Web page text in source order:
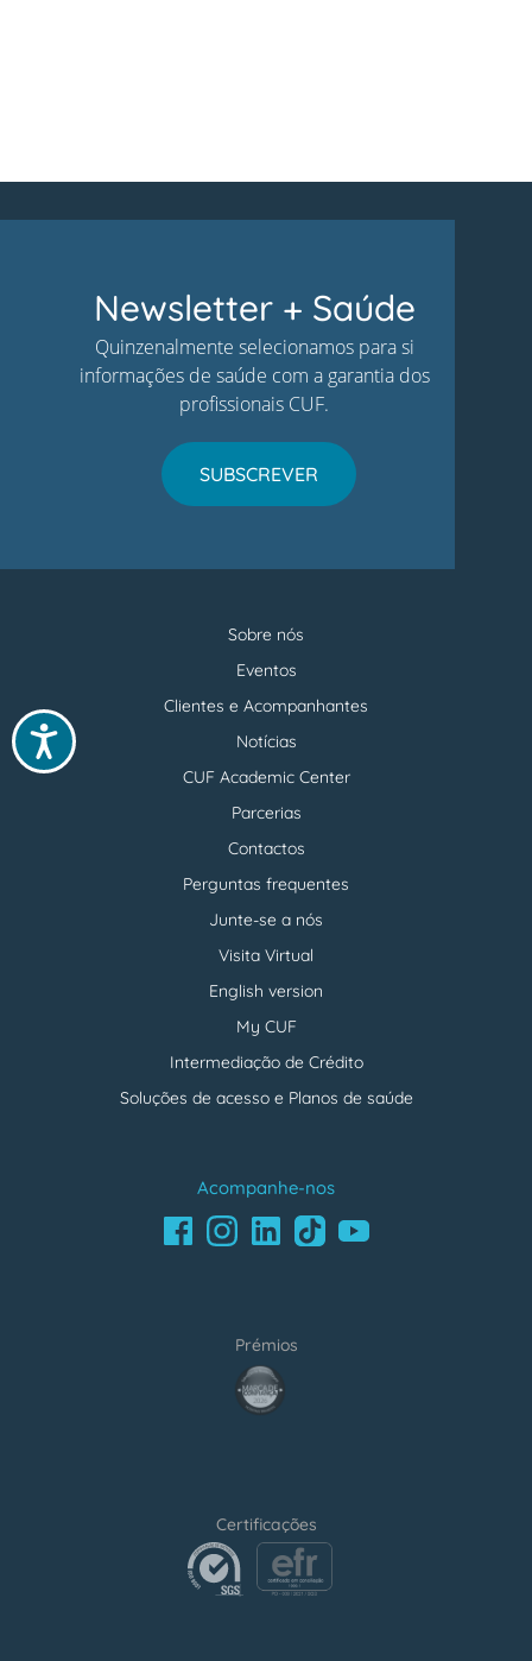
Acessibilidade
Newsletter + Saúde
Quinzenalmente selecionamos para si
informações de saúde com a garantia dos
profissionais CUF.
SUBSCREVER
Sobre nós
Eventos
Clientes e Acompanhantes
Notícias
CUF Academic Center
Parcerias
Contactos
Perguntas frequentes
Junte-se a nós
Visita Virtual
English version
My CUF
Intermediação de Crédito
Soluções de acesso e Planos de saúde
Acompanhe-nos
FacebookInstagramLinkedInTikTokYoutube
Prémios
award4
Certificações
certification2certification3